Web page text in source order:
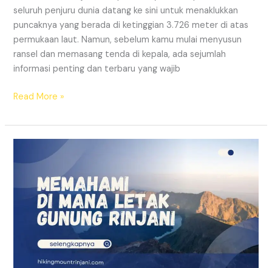
seluruh penjuru dunia datang ke sini untuk menaklukkan
puncaknya yang berada di ketinggian 3.726 meter di atas
permukaan laut. Namun, sebelum kamu mulai menyusun
ransel dan memasang tenda di kepala, ada sejumlah
informasi penting dan terbaru yang wajib
Read More »
Dimana
Gunung
Rinjani
Sebelum
Persiapan